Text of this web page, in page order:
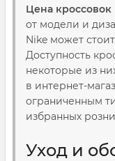
Цена кроссовок
от модели и
Nike может
Доступность
некоторые из
в интернет-
ограниченным
избранных
Уход и